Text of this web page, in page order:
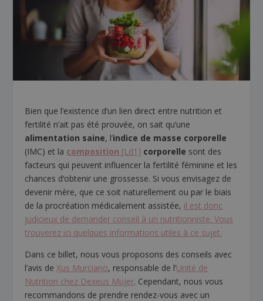
Bien que l’existence d’un lien direct entre nutrition et
fertilité n’ait pas été prouvée, on sait qu’une
alimentation saine, l’indice de masse corporelle
(IMC) et la composition [Ld1] corporelle sont des
facteurs qui peuvent influencer la fertilité féminine et les
chances d’obtenir une grossesse. Si vous envisagez de
devenir mère, que ce soit naturellement ou par le biais
de la procréation médicalement assistée, il est donc
judicieux de demander conseil à un nutritionniste. Vous
trouverez ici quelques informations utiles à ce sujet.
Dans ce billet, nous vous proposons des conseils avec
l’avis de Xus Murciano, responsable de l’Unité de
Nutrition chez Dexeus Mujer. Cependant, nous vous
recommandons de prendre rendez-vous avec un